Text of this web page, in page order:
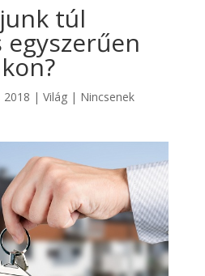
túl
egyszerűen
2018 | Világ| Nincsenek